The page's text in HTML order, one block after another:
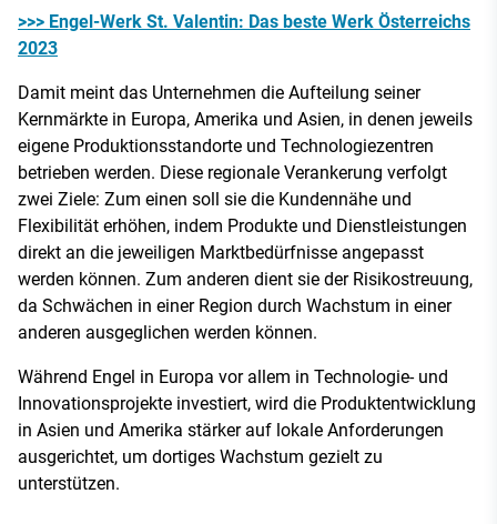
>>> Engel-Werk St. Valentin: Das beste Werk Österreichs
2023
Damit meint das Unternehmen die Aufteilung seiner
Kernmärkte in Europa, Amerika und Asien, in denen jeweils
eigene Produktionsstandorte und Technologiezentren
betrieben werden. Diese regionale Verankerung verfolgt
zwei Ziele: Zum einen soll sie die Kundennähe und
Flexibilität erhöhen, indem Produkte und Dienstleistungen
direkt an die jeweiligen Marktbedürfnisse angepasst
werden können. Zum anderen dient sie der Risikostreuung,
da Schwächen in einer Region durch Wachstum in einer
anderen ausgeglichen werden können.
Während Engel in Europa vor allem in Technologie- und
Innovationsprojekte investiert, wird die Produktentwicklung
in Asien und Amerika stärker auf lokale Anforderungen
ausgerichtet, um dortiges Wachstum gezielt zu
unterstützen.